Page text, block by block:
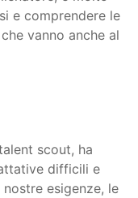
e comprendere le
vanno anche al
scout, ha
difficili e
esigenze, le